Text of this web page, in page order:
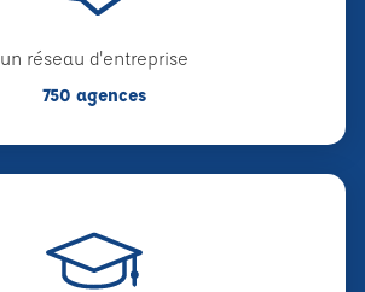
un réseau d'entreprise
750 agences